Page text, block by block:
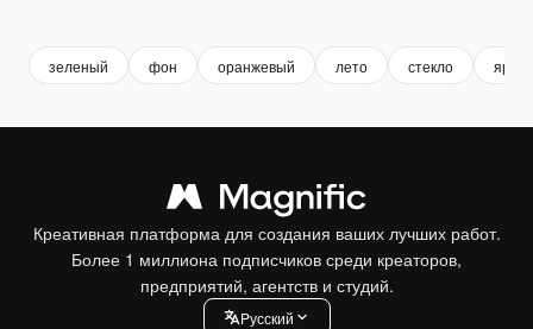
зеленый фон оранжевый лето стекло яркий
Креативная платформа для создания ваших лучших работ.
Более 1 миллиона подписчиков среди креаторов,
предприятий, агентств и студий.
Pусский